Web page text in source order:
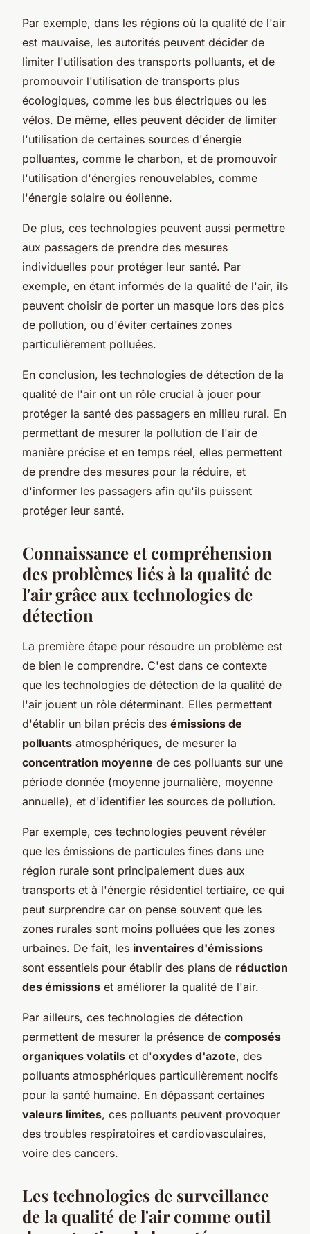
Par exemple, dans les régions où la qualité de l'air
est mauvaise, les autorités peuvent décider de
limiter l'utilisation des transports polluants, et de
promouvoir l'utilisation de transports plus
écologiques, comme les bus électriques ou les
vélos. De même, elles peuvent décider de limiter
l'utilisation de certaines sources d'énergie
polluantes, comme le charbon, et de promouvoir
l'utilisation d'énergies renouvelables, comme
l'énergie solaire ou éolienne.
De plus, ces technologies peuvent aussi permettre
aux passagers de prendre des mesures
individuelles pour protéger leur santé. Par
exemple, en étant informés de la qualité de l'air, ils
peuvent choisir de porter un masque lors des pics
de pollution, ou d'éviter certaines zones
particulièrement polluées.
En conclusion, les technologies de détection de la
qualité de l'air ont un rôle crucial à jouer pour
protéger la santé des passagers en milieu rural. En
permettant de mesurer la pollution de l'air de
manière précise et en temps réel, elles permettent
de prendre des mesures pour la réduire, et
d'informer les passagers afin qu'ils puissent
protéger leur santé.
Connaissance et compréhension
des problèmes liés à la qualité de
l'air grâce aux technologies de
détection
La première étape pour résoudre un problème est
de bien le comprendre. C'est dans ce contexte
que les technologies de détection de la qualité de
l'air jouent un rôle déterminant. Elles permettent
d'établir un bilan précis des émissions de
polluants atmosphériques, de mesurer la
concentration moyenne de ces polluants sur une
période donnée (moyenne journalière, moyenne
annuelle), et d'identifier les sources de pollution.
Par exemple, ces technologies peuvent révéler
que les émissions de particules fines dans une
région rurale sont principalement dues aux
transports et à l'énergie résidentiel tertiaire, ce qui
peut surprendre car on pense souvent que les
zones rurales sont moins polluées que les zones
urbaines. De fait, les inventaires d'émissions
sont essentiels pour établir des plans de réduction
des émissions et améliorer la qualité de l'air.
Par ailleurs, ces technologies de détection
permettent de mesurer la présence de composés
organiques volatils et d'oxydes d'azote, des
polluants atmosphériques particulièrement nocifs
pour la santé humaine. En dépassant certaines
valeurs limites, ces polluants peuvent provoquer
des troubles respiratoires et cardiovasculaires,
voire des cancers.
Les technologies de surveillance
de la qualité de l'air comme outil